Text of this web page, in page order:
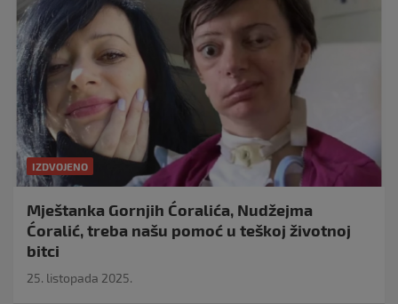
IZDVOJENO
Mještanka Gornjih Ćoralića, Nudžejma
Ćoralić, treba našu pomoć u teškoj životnoj
bitci
25. listopada 2025.